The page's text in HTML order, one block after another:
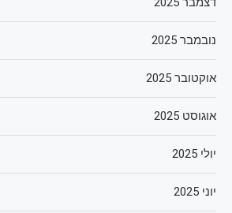
נובמבר 2025
אוקטובר 2025
אוגוסט 2025
יולי 2025
יוני 2025